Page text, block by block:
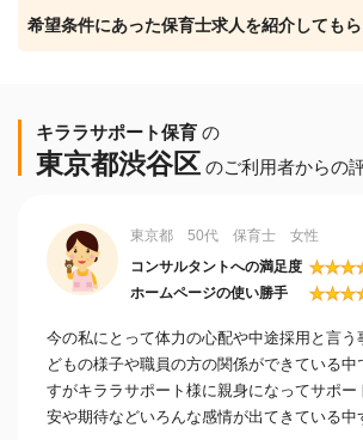
希望条件にあった保育士求人を紹介してもら
キララサポート保育 の
東京都渋谷区 のご利用者からの
東京都 50代 保育士 女性
コンサルタントへの満足度 ★★★
ホームページの使い勝手 ★★★
今の私にとって体力の心配や中途採用と言う
どもの様子や職員の方の関係ができている中
すがキララサポート様に親身になってサポー
安や期待などいろんな感情が出てきている中